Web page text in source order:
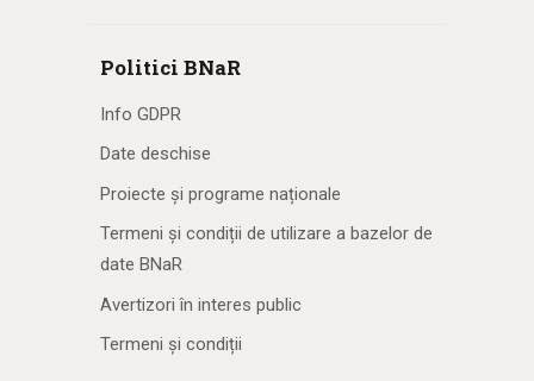
Politici BNaR
Info GDPR
Date deschise
Proiecte și programe naționale
Termeni și condiții de utilizare a bazelor de
date BNaR
Avertizori în interes public
Termeni și condiții